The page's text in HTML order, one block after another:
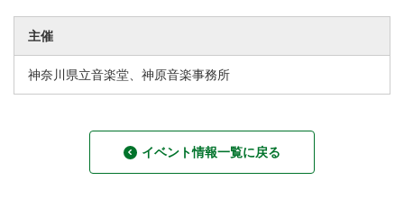
主催
神奈川県立音楽堂、神原音楽事務所
イベント情報一覧に戻る